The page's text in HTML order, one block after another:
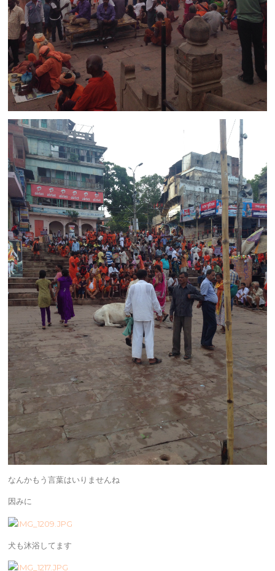
なんかもう言葉はいりませんね
因みに
犬も沐浴してます